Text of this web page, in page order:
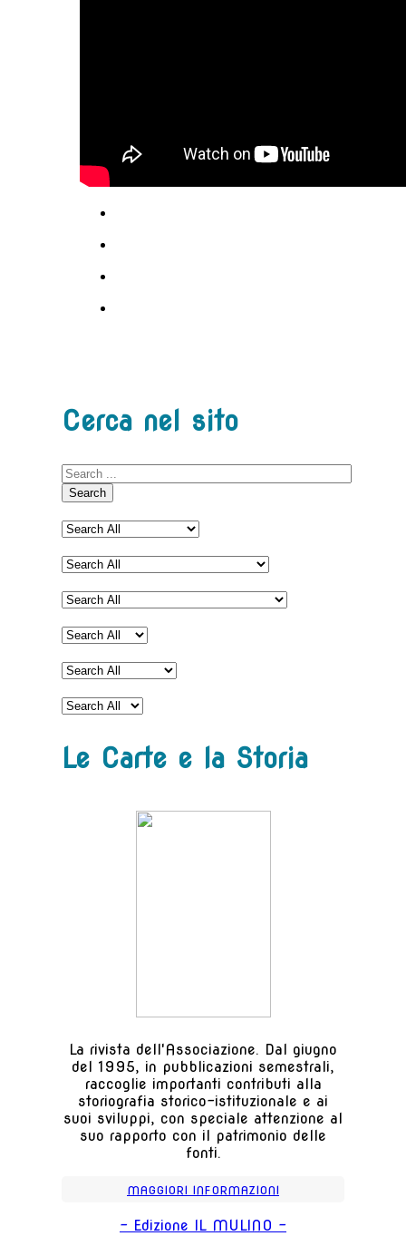
Cerca nel sito
Search
Le Carte e la Storia
La rivista dell'Associazione. Dal giugno
del 1995, in pubblicazioni semestrali,
raccoglie importanti contributi alla
storiografia storico-istituzionale e ai
suoi sviluppi, con speciale attenzione al
suo rapporto con il patrimonio delle
fonti.
MAGGIORI INFORMAZIONI
- Edizione IL MULINO -